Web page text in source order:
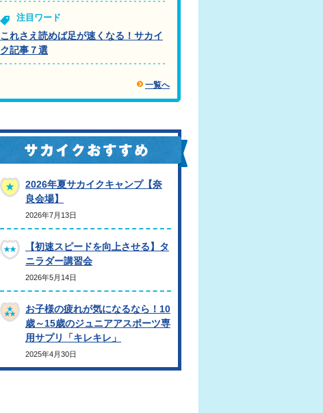
注目ワード
これさえ読めば足が速くなる！サカイ
ク記事７選
一覧へ
2026年夏サカイクキャンプ【奈
良会場】
2026年7月13日
【初速スピードを向上させる】タ
ニラダー講習会
2026年5月14日
お子様の疲れが気になるなら！10
歳～15歳のジュニアアスポーツ専
用サプリ「キレキレ」
2025年4月30日